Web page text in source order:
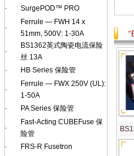
·
SurgePOD™ PRO
·
Ferrule — FWH 14 x
51mm, 500V: 1-30A
·
BS1362英式陶瓷电流保险
丝 13A
·
HB Series 保险管
·
Ferrule — FWX 250V (UL):
1-50A
·
PA Series 保险管
·
Fast-Acting CUBEFuse 保
险管
·
FRS-R Fusetron